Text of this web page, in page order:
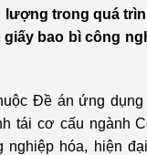
lượng trong quá
giấy bao bì công
Đề án ứng dụng
tái cơ cấu ngành
nghiệp hóa, hiện